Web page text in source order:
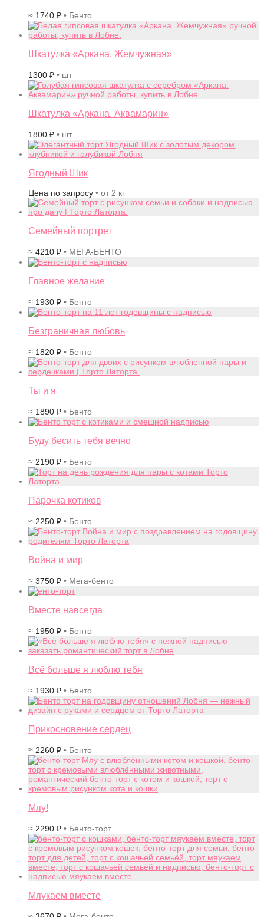
≈ 1740 ₽ • Бенто
Шкатулка «Аркана. Жемчужная»
1300 ₽ • шт
Шкатулка «Аркана. Аквамарин»
1800 ₽ • шт
Ягодный Шик
Цена по запросу • от 2 кг
Семейный портрет
≈ 4210 ₽ • МЕГА-БЕНТО
Главное желание
≈ 1930 ₽ • Бенто
Безграничная любовь
≈ 1820 ₽ • Бенто
Ты и я
≈ 1890 ₽ • Бенто
Буду бесить тебя вечно
≈ 2190 ₽ • Бенто
Парочка котиков
≈ 2250 ₽ • Бенто
Война и мир
≈ 3750 ₽ • Мега-бенто
Вместе навсегда
≈ 1950 ₽ • Бенто
Всё больше я люблю тебя
≈ 1930 ₽ • Бенто
Прикосновение сердец
≈ 2260 ₽ • Бенто
Мяу!
≈ 2290 ₽ • Бенто-торт
Мяукаем вместе